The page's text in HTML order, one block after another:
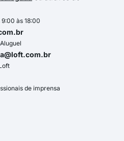
às 18:00
de imprensa